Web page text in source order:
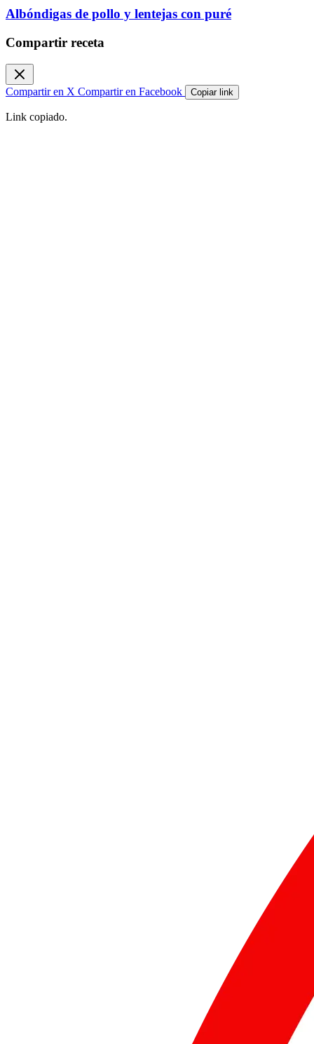
Albóndigas de pollo y lentejas con puré
Compartir receta
Compartir en X Compartir en Facebook Copiar link
Link copiado.